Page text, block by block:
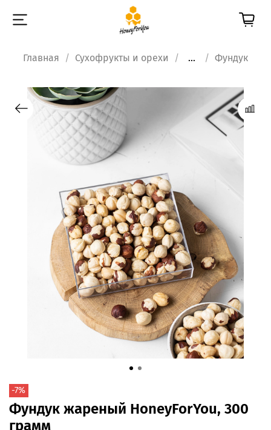
Главная Сухофрукты и орехи ... Фундук
-7%
Фундук жареный HoneyForYou, 300
грамм